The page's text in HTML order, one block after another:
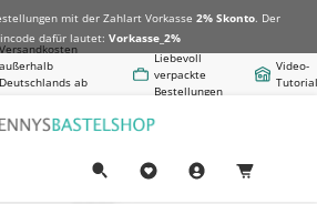
mit der Zahlart Vorkasse 2% Skonto. Der
dafür lautet: Vorkasse_2%
Versandkosten
außerhalb
Deutschlands ab
Liebevoll
verpackte
Bestellungen
Video-